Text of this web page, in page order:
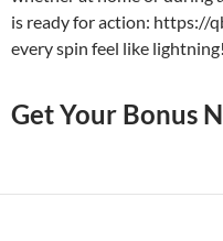
is ready for action: https://
every spin feel like lightning!
Get Your Bonus